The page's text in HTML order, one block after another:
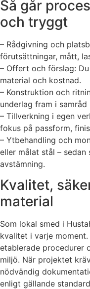
Så går
och tryggt
– Rådgivning och
förutsättningar, mått,
– Offert och förslag:
material och kostnad.
– Konstruktion och
underlag fram i
– Tillverkning i egen
fokus på passform,
– Ytbehandling och
eller målat stål –
avstämning.
Kvalitet,
material
Som lokal smed i
kvalitet i varje
etablerade procedurer
miljö. När projektet
nödvändig
enligt gällande